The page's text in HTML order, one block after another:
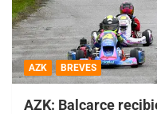
AZK BREVES
AZK: Balcarce